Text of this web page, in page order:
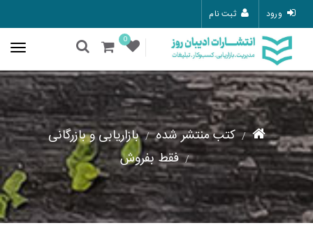
ورود ثبت نام
0
کتب منتشر شده
بازاریابی و بازرگانی
فقط بفروش